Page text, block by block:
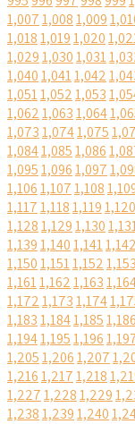
1,0071,0081,009
1,0181,0191,020
1,0291,0301,031
1,0401,0411,042
1,0511,0521,053
1,0621,0631,064
1,0731,0741,075
1,0841,0851,086
1,0951,0961,097
1,1061,1071,108
1,1171,1181,1191,120
1,1281,1291,130
1,1391,1401,1411,142
1,1501,1511,1521,153
1,1611,1621,163
1,1721,1731,174
1,1831,1841,1851,186
1,1941,1951,196
1,2051,2061,207
1,2161,2171,218
1,2271,2281,229
1,2381,2391,240